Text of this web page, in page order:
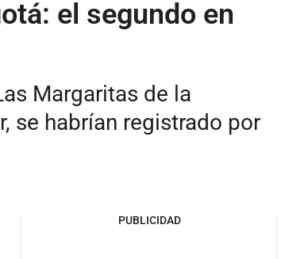
el segundo en
Margaritas de la
se habrían registrado por
PUBLICIDAD